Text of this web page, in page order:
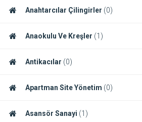
Anahtarcılar Çilingirler (0)
Anaokulu Ve Kreşler (1)
Antikacılar (0)
Apartman Site Yönetim (0)
Asansör Sanayi (1)